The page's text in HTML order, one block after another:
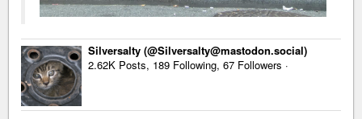
Silversalty (@Silversalty@mastodon.social)
2.62K Posts, 189 Following, 67 Followers ·